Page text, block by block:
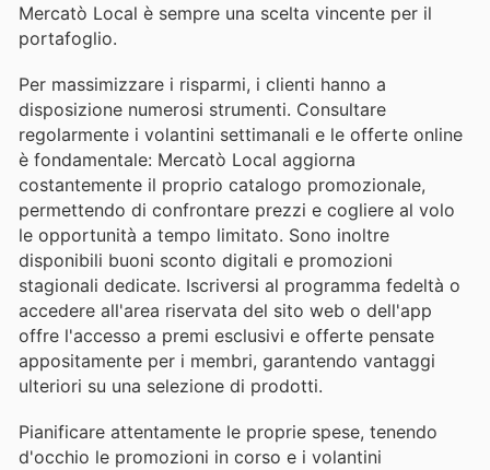
Mercatò Local è sempre una scelta vincente per il
portafoglio.
Per massimizzare i risparmi, i clienti hanno a
disposizione numerosi strumenti. Consultare
regolarmente i volantini settimanali e le offerte online
è fondamentale: Mercatò Local aggiorna
costantemente il proprio catalogo promozionale,
permettendo di confrontare prezzi e cogliere al volo
le opportunità a tempo limitato. Sono inoltre
disponibili buoni sconto digitali e promozioni
stagionali dedicate. Iscriversi al programma fedeltà o
accedere all'area riservata del sito web o dell'app
offre l'accesso a premi esclusivi e offerte pensate
appositamente per i membri, garantendo vantaggi
ulteriori su una selezione di prodotti.
Pianificare attentamente le proprie spese, tenendo
d'occhio le promozioni in corso e i volantini